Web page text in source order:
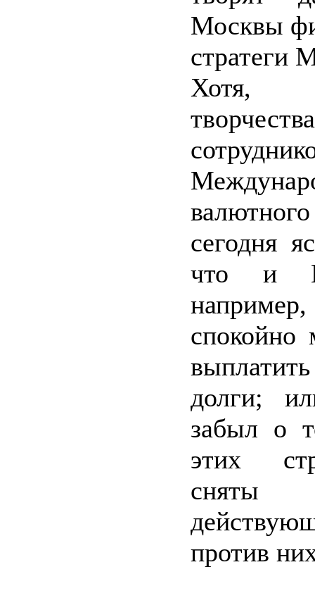
Москвы
стратеги
Хотя,
творчества
сегодня
что и
спокойно
долги;
забыл о
этих
сняты
против